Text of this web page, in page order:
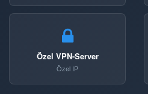
Özel VPN-Server
Özel IP